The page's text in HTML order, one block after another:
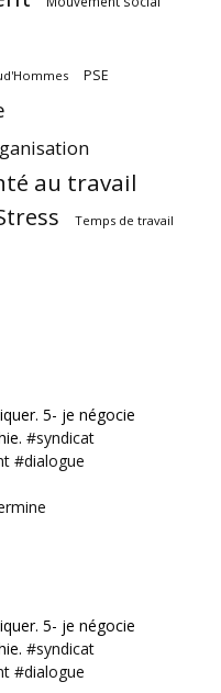
PSE
au travail
Temps de travail
5- je négocie
#syndicat
#dialogue
5- je négocie
#syndicat
#dialogue